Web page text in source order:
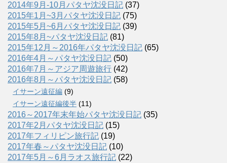
2014年9月-10月パタヤ沈没日記 (37)
2015年1月~3月パタヤ沈没日記 (75)
2015年5月~6月パタヤ沈没日記 (39)
2015年8月~パタヤ沈没日記 (81)
2015年12月～2016年パタヤ沈没日記 (65)
2016年4月～パタヤ沈没日記 (50)
2016年7月～アジア周遊旅行 (42)
2016年8月～パタヤ沈没日記 (58)
イサーン遠征編 (9)
イサーン遠征編後半 (11)
2016～2017年末年始パタヤ沈没日記 (35)
2017年2月パタヤ沈没日記 (15)
2017年フィリピン旅行記 (19)
2017年春～パタヤ沈没日記 (10)
2017年5月～6月ラオス旅行記 (22)